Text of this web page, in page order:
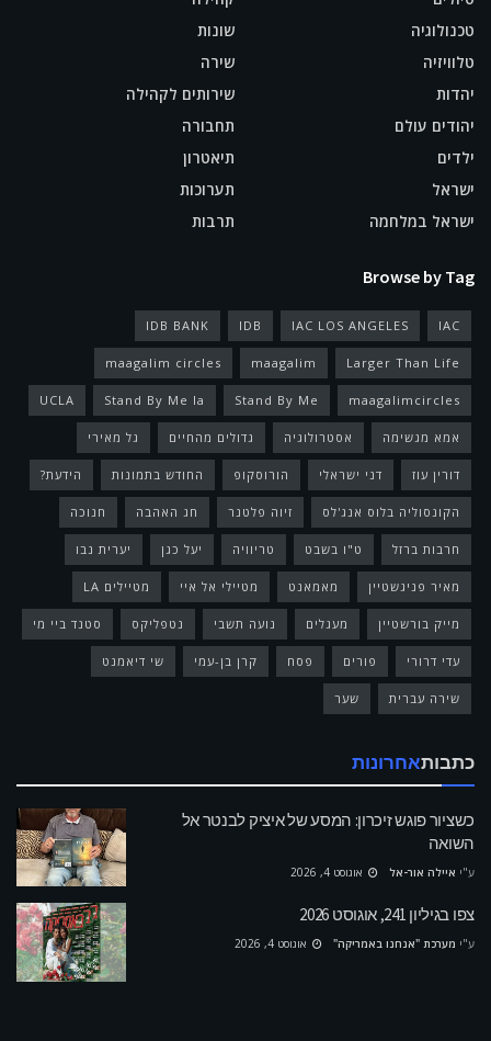
טכנולוגיה
טלוויזיה
יהדות
יהודים עולם
ילדים
ישראל
ישראל במלחמה
שונות
שירה
שירותים לקהילה
תחבורה
תיאטרון
תערוכות
תרבות
Browse by Tag
IAC
IAC LOS ANGELES
IDB
IDB BANK
Larger Than Life
maagalim
maagalim circles
maagalimcircles
Stand By Me
Stand By Me la
UCLA
אמא מגשימה אסטרולוגיה גדולים מהחיים גל מאירי
דורין עוז דני ישראלי הורוסקופ החודש בתמונות הידעת?
הקונסוליה בלוס אנג'לס זיוה פלטנר חג האהבה חנוכה
חרבות ברזל ט"ו בשבט טריוויה יעל כגן יערית נבו
מאיר פניגשטיין מאמאנט מטיילי אל איי מטיילים LA
מייק בורשטיין מעגלים נועה תשבי נטפליקס סטנד ביי מי
עדי דרורי פורים פסח קרן בן-עמי שי דיאמנט
שירה עברית שער
כתבותאחרונות
כשציור פוגש זיכרון: המסע של איציק לבנטר אל
השואה
ע"י איילה אור-אל אוגוסט 4, 2026
צפו בגיליון 241, אוגוסט 2026
ע"י מערכת "אנחנו באמריקה" אוגוסט 4, 2026